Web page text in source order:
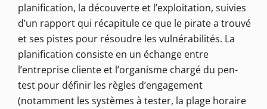
planification, la découverte et l’exploitation, suivies
d’un rapport qui récapitule ce que le pirate a trouvé
et ses pistes pour résoudre les vulnérabilités. La
planification consiste en un échange entre
l’entreprise cliente et l’organisme chargé du pen-
test pour définir les règles d’engagement
(notamment les systèmes à tester, la plage horaire